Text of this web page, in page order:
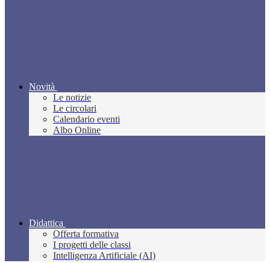
Novità
Le notizie
Le circolari
Calendario eventi
Albo Online
Didattica
Offerta formativa
I progetti delle classi
Intelligenza Artificiale (AI)